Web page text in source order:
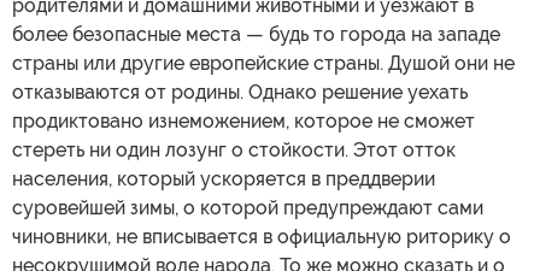
родителями и домашними животными и уезжают в
более безопасные места — будь то города на западе
страны или другие европейские страны. Душой они не
отказываются от родины. Однако решение уехать
продиктовано изнеможением, которое не сможет
стереть ни один лозунг о стойкости. Этот отток
населения, который ускоряется в преддверии
суровейшей зимы, о которой предупреждают сами
чиновники, не вписывается в официальную риторику о
несокрушимой воле народа. То же можно сказать и о